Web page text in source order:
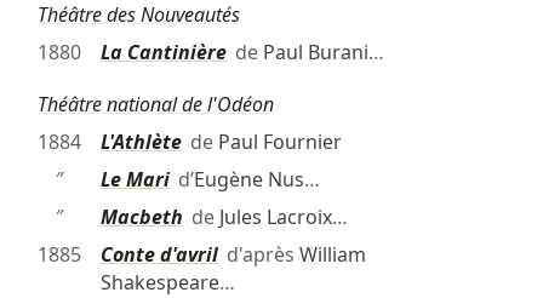
Théâtre des Nouveautés
1880
La Cantinièrede Paul Burani…
Théâtre national de l'Odéon
1884
L'Athlètede Paul Fournier
″
Le Marid’Eugène Nus…
″
Macbeth de Jules Lacroix…
1885
Conte d'avrild'après William
Shakespeare…